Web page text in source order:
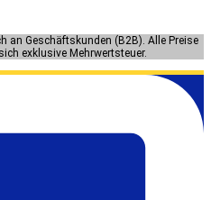
an Geschäftskunden (B2B). Alle Preise
exklusive Mehrwertsteuer.